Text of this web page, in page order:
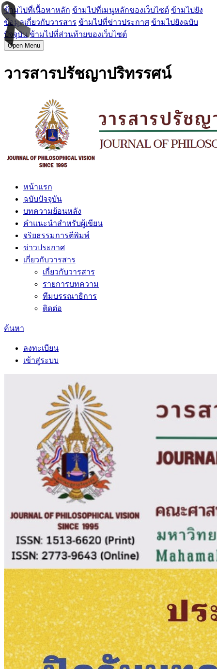
ข้ามไปที่เนื้อหาหลัก ข้ามไปที่เมนูหลักของเว็บไซต์ ข้ามไปยัง
ข้อมูลเกี่ยวกับวารสาร ข้ามไปที่ข่าวประกาศ ข้ามไปยังฉบับ
ปัจจุบัน ข้ามไปที่ส่วนท้ายของเว็บไซต์
Open Menu
วารสารปรัชญาปริทรรศน์
หน้าแรก
ฉบับปัจจุบัน
บทความย้อนหลัง
คำแนะนำสำหรับผู้เขียน
จริยธรรมการตีพิมพ์
ข่าวประกาศ
เกี่ยวกับวารสาร
เกี่ยวกับวารสาร
รายการบทความ
ทีมบรรณาธิการ
ติดต่อ
ค้นหา
ลงทะเบียน
เข้าสู่ระบบ